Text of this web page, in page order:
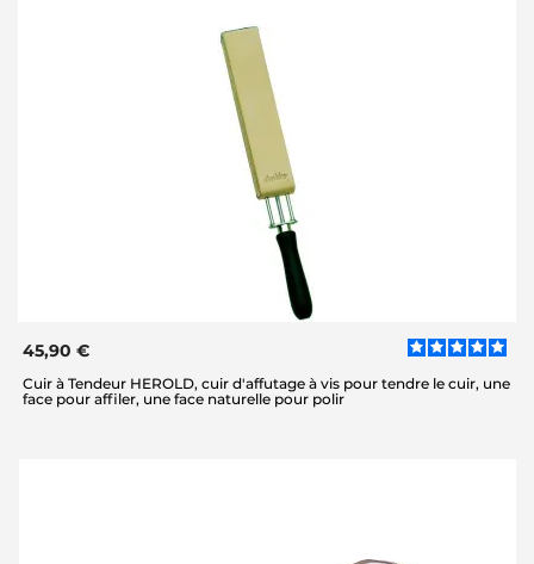
45,90 €
Cuir à Tendeur HEROLD, cuir d'affutage à vis pour tendre le cuir, une
face pour affiler, une face naturelle pour polir